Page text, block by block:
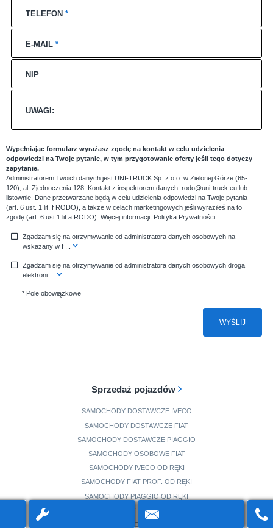
TELEFON *
E-MAIL *
NIP
UWAGI:
Wypełniając formularz wyrażasz zgodę na kontakt w celu udzielenia
odpowiedzi na Twoje pytanie, w tym przygotowanie oferty jeśli tego dotyczy
zapytanie.
Administratorem Twoich danych jest UNI-TRUCK Sp. z o.o. w Zielonej Górze (65-
120), al. Zjednoczenia 128. Kontakt z inspektorem danych: rodo@uni-truck.eu lub
listownie. Dane przetwarzane będą w celu udzielenia odpowiedzi na Twoje pytania
(art. 6 ust. 1 lit. f RODO), a także w celach marketingowych jeśli wyraziłeś na to
zgodę (art. 6 ust.1 lit a RODO). Więcej informacji: Polityka Prywatności
Zgadzam się na otrzymywanie od administratora danych osobowych na
wskazany w f
Zgadzam się na otrzymywanie od administratora danych osobowych drogą
elektroni
* Pole obowiązkowe
WYŚLIJ
Sprzedaż pojazdów
SAMOCHODY DOSTAWCZE IVECO
SAMOCHODY DOSTAWCZE FIAT
SAMOCHODY DOSTAWCZE PIAGGIO
SAMOCHODY OSOBOWE FIAT
SAMOCHODY IVECO OD RĘKI
SAMOCHODY FIAT PROF. OD RĘKI
SAMOCHODY PIAGGIO OD RĘKI
SAMOCHODY FIAT OD RĘKI
SAMOCHODY DEMO I POWYSTAWOWE